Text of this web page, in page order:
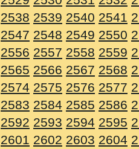
2538 2539 2540 2541
2547 2548 2549 2550
2556 2557 2558 2559
2565 2566 2567 2568
2574 2575 2576 2577
2583 2584 2585 2586
2592 2593 2594 2595
2601 2602 2603 2604